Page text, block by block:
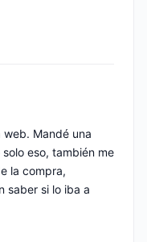
Mandé una
eso, también me
la compra,
saber si lo iba a